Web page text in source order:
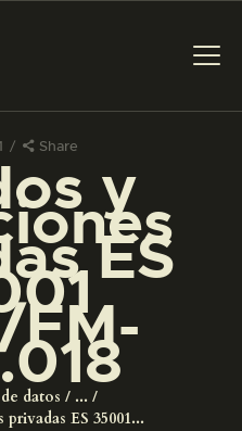
Share
y
ES
FM-
datos
...
ES 35001...
VISITA